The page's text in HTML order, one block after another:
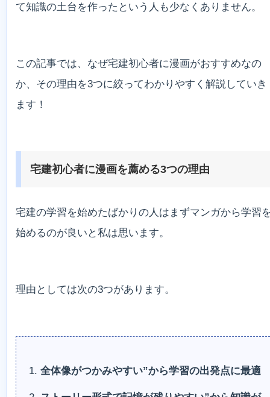
て知識の土台を作ったという人も少なくありません。
この記事では、なぜ宅建初心者に漫画がおすすめなの
か、その理由を3つに絞ってわかりやすく解説していき
ます！
宅建初心者に漫画を薦める3つの理由
宅建の学習を始めたばかりの人はまずマンガから学習
始めるのが良いと私は思います。
理由としては次の3つがあります。
全体像がつかみやすい”から学習の出発点に最適